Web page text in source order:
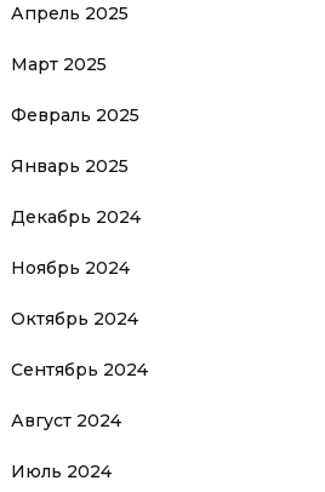
Апрель 2025
Март 2025
Февраль 2025
Январь 2025
Декабрь 2024
Ноябрь 2024
Октябрь 2024
Сентябрь 2024
Август 2024
Июль 2024